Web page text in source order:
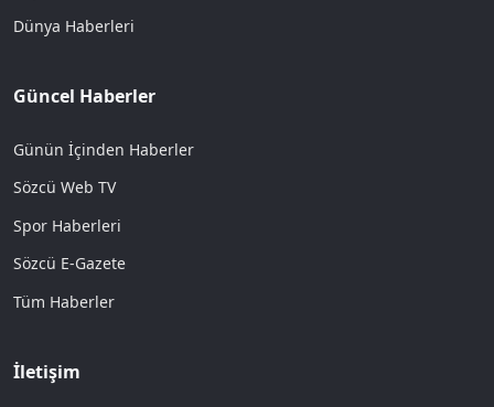
Dünya Haberleri
Güncel Haberler
Günün İçinden Haberler
Sözcü Web TV
Spor Haberleri
Sözcü E-Gazete
Tüm Haberler
İletişim